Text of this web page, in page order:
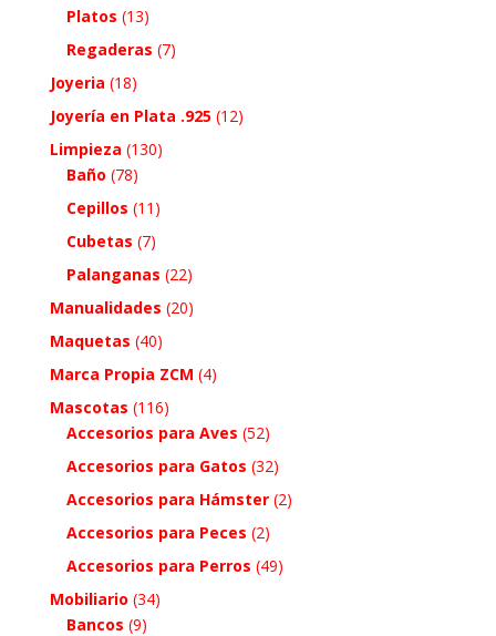
Platos (13)
Regaderas (7)
Joyeria (18)
Joyería en Plata .925 (12)
Limpieza (130)
Baño (78)
Cepillos (11)
Cubetas (7)
Palanganas (22)
Manualidades (20)
Maquetas (40)
Marca Propia ZCM (4)
Mascotas (116)
Accesorios para Aves (52)
Accesorios para Gatos (32)
Accesorios para Hámster (2)
Accesorios para Peces (2)
Accesorios para Perros (49)
Mobiliario (34)
Bancos (9)